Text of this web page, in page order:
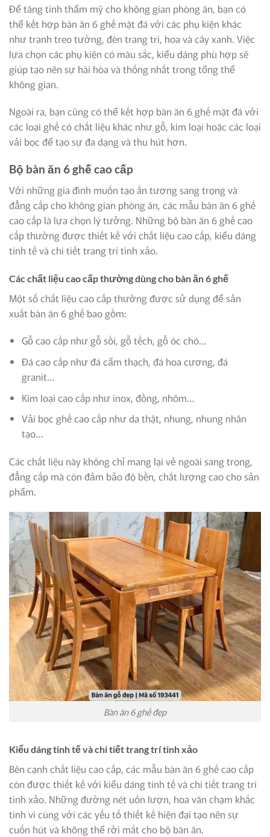
Để tăng tính thẩm mỹ cho không gian phòng ăn, bạn có
thể kết hợp bàn ăn 6 ghế mặt đá với các phụ kiện khác
như tranh treo tường, đèn trang trí, hoa và cây xanh. Việc
lựa chọn các phụ kiện có màu sắc, kiểu dáng phù hợp sẽ
giúp tạo nên sự hài hòa và thống nhất trong tổng thể
không gian.
Ngoài ra, bạn cũng có thể kết hợp bàn ăn 6 ghế mặt đá với
các loại ghế có chất liệu khác như gỗ, kim loại hoặc các loại
vải bọc để tạo sự đa dạng và thu hút hơn.
Bộ bàn ăn 6 ghế cao cấp
Với những gia đình muốn tạo ấn tượng sang trọng và
đẳng cấp cho không gian phòng ăn, các mẫu bàn ăn 6 ghế
cao cấp là lựa chọn lý tưởng. Những bộ bàn ăn 6 ghế cao
cấp thường được thiết kế với chất liệu cao cấp, kiểu dáng
tinh tế và chi tiết trang trí tinh xảo.
Các chất liệu cao cấp thường dùng cho bàn ăn 6 ghế
Một số chất liệu cao cấp thường được sử dụng để sản
xuất bàn ăn 6 ghế bao gồm:
Gỗ cao cấp như gỗ sồi, gỗ tếch, gỗ óc chó…
Đá cao cấp như đá cẩm thạch, đá hoa cương, đá
granit…
Kim loại cao cấp như inox, đồng, nhôm…
Vải bọc ghế cao cấp như da thật, nhung, nhung nhân
tạo…
Các chất liệu này không chỉ mang lại vẻ ngoài sang trọng,
đẳng cấp mà còn đảm bảo độ bền, chất lượng cao cho sản
phẩm.
Bàn ăn 6 ghế đẹp
Kiểu dáng tinh tế và chi tiết trang trí tinh xảo
Bên cạnh chất liệu cao cấp, các mẫu bàn ăn 6 ghế cao cấp
còn được thiết kế với kiểu dáng tinh tế và chi tiết trang trí
tinh xảo. Những đường nét uốn lượn, hoa văn chạm khắc
tinh vi cùng với các yếu tố thiết kế hiện đại tạo nên sự
cuốn hút và không thể rời mắt cho bộ bàn ăn.